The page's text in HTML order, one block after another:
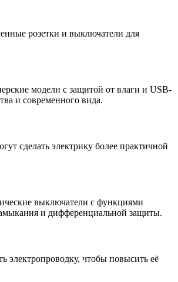
розетки и выключатели для
модели с защитой от влаги и USB-
и современного вида.
сделать электрику более практичной
выключатели с функциями
и дифференциальной защиты.
электропроводку, чтобы повысить её